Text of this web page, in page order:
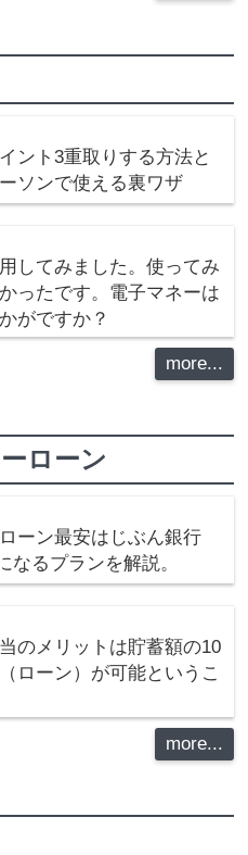
ント3重取りする方法と
ソンで使える裏ワザ
してみました。使ってみ
ったです。電子マネーは
がですか？
more...
ローン
ーン最安はじぶん銀行
なるプランを解説。
のメリットは貯蓄額の10
ローン）が可能というこ
more...